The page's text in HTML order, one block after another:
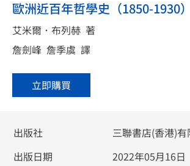
歐洲近百年哲學史（1850-1930）
艾米爾．布列赫 著
詹劍峰 詹季虞 譯
立即購買
出版社
三聯書店(香港)有
出版日期
2022年05月16日